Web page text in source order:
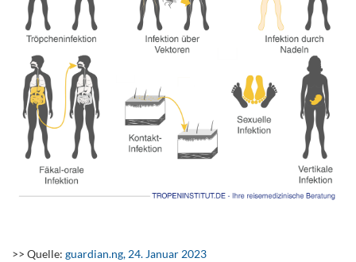
>> Quelle: guardian.ng, 24. Januar 2023